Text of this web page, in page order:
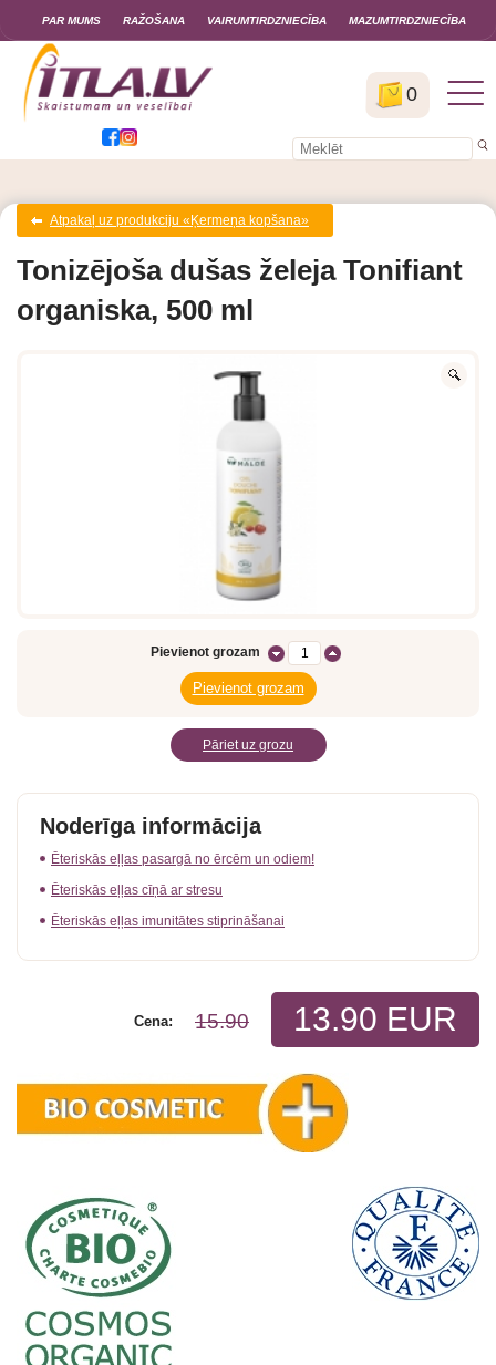
0
PAR MUMS RAŽOŠANA VAIRUMTIRDZNIECĪBA MAZUMTIRDZNIECĪBA
Atpakaļ uz produkciju «Ķermeņa kopšana»
Tonizējoša dušas želeja Tonifiant
organiska, 500 ml
Pievienot grozam
Pāriet uz grozu
Noderīga informācija
Ēteriskās eļļas pasargā no ērcēm un odiem!
Ēteriskās eļļas cīņā ar stresu
Ēteriskās eļļas imunitātes stiprināšanai
13.90 EUR
15.90
Cena: